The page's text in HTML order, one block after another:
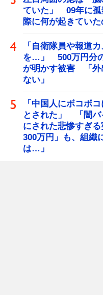
ていた」 09年に孤
際に何が起きてい
「自衛隊員や報道
を…」 500万円分
が明かす被害 「外
ない」
「中国人にボコボ
とされた」 「闇
にされた悲惨すぎ
300万円」も、組織
は…」